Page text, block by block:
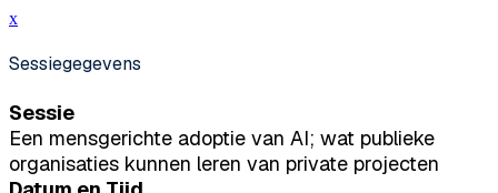
x
Sessiegegevens
Sessie
Een mensgerichte adoptie van AI; wat publieke
organisaties kunnen leren van private projecten